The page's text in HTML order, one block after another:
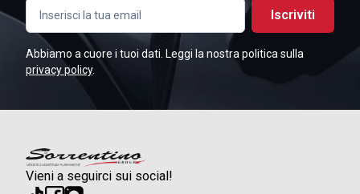
Iscriviti
Abbiamo a cuore i tuoi dati. Leggi la nostra politica sulla
privacy policy.
Vieni a seguirci sui social!